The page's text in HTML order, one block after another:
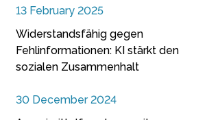
13 February 2025
Widerstandsfähig gegen
Fehlinformationen: KI stärkt den
sozialen Zusammenhalt
30 December 2024